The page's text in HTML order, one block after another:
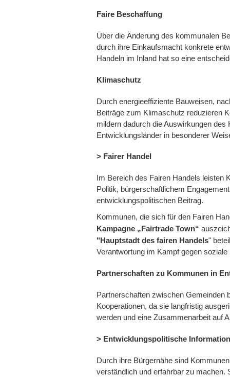
Faire Beschaffung
Über die Änderung des kommunalen
durch ihre Einkaufsmacht konkrete
Handeln im Inland hat so eine
Klimaschutz
Durch energieeffiziente Bauweisen,
Beiträge zum Klimaschutz reduzieren
mildern dadurch die Auswirkungen des
Entwicklungsländer in besonderer
> Fairer Handel
Im Bereich des Fairen Handels leisten
Politik, bürgerschaftlichem
entwicklungspolitischen Beitrag.
Kommunen, die sich für den Fairen
Kampagne „Fairtrade Town“
"Hauptstadt des fairen Handels"
Verantwortung im Kampf gegen
Partnerschaften zu Kommunen in
Partnerschaften zwischen Gemeinden
Kooperationen, da sie langfristig
werden und eine Zusammenarbeit auf
> Entwicklungspolitische
Durch ihre Bürgernähe sind
verständlich und erfahrbar zu